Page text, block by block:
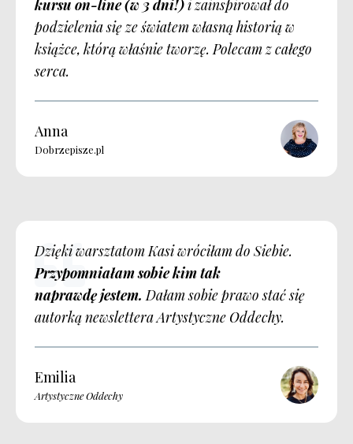
kursu on-line (w 3 dni!)i zainspirował do
podzielenia się ze światem własną historią w
książce, którą właśnie tworzę. Polecam z całego
serca.
Anna
Dobrzepisze.pl
Dzięki warsztatom Kasi wróciłam do Siebie.
Przypomniałam sobie kim tak
naprawdę jestem. Dałam sobie prawo stać się
autorką newslettera Artystyczne Oddechy.
Emilia
Artystyczne Oddechy